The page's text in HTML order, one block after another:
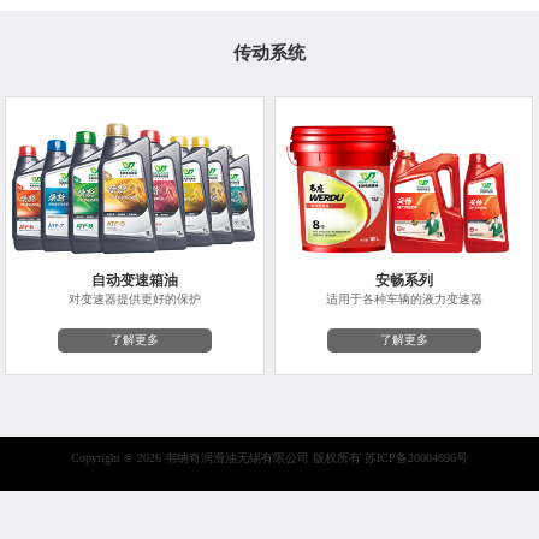
传动系统
自动变速箱油
对变速器提供更好的保护
了解更多
安畅系列
适用于各种车辆的液力变速器
了解更多
Copyright © 2026 韦纳奇润滑油无锡有限公司 版权所有 苏ICP备20004696号